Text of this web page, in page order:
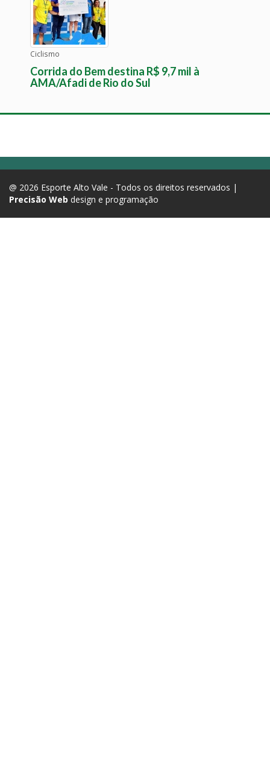
Ciclismo
Corrida do Bem destina R$ 9,7 mil à
AMA/Afadi de Rio do Sul
@ 2026 Esporte Alto Vale - Todos os direitos reservados |
Precisão Web design e programação